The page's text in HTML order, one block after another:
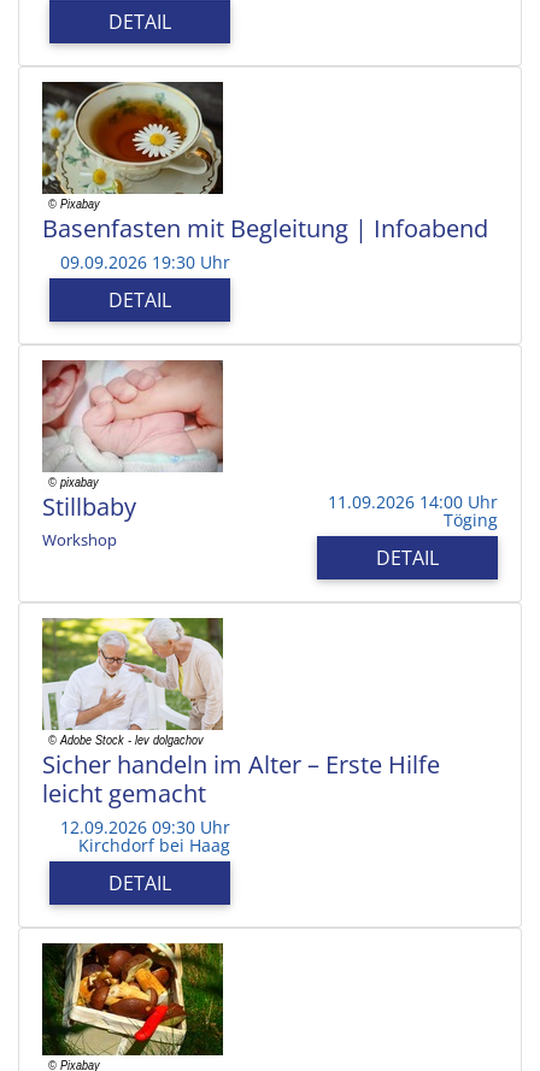
DETAIL
Basenfasten mit Begleitung | Infoabend
09.09.2026 19:30 Uhr
DETAIL
Stillbaby
Workshop
11.09.2026 14:00 Uhr
Töging
DETAIL
Sicher handeln im Alter – Erste Hilfe
leicht gemacht
12.09.2026 09:30 Uhr
Kirchdorf bei Haag
DETAIL